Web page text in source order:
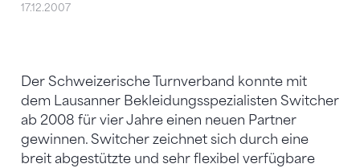
17.12.2007
Der Schweizerische Turnverband konnte mit
dem Lausanner Bekleidungsspezialisten Switcher
ab 2008 für vier Jahre einen neuen Partner
gewinnen. Switcher zeichnet sich durch eine
breit abgestützte und sehr flexibel verfügbare